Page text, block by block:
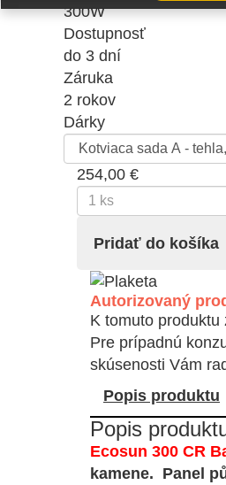
300W
Dostupnosť
do 3 dní
Záruka
2 rokov
Dárky
254,00 €
Autorizovaný
K tomuto
Pre prípadnú
skúsenosti Vám
Popis produktu
Popis
Ecosun 300 CR
kamene. Panel